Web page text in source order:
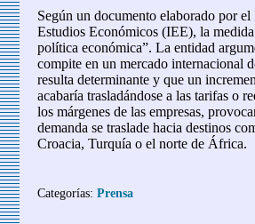
Según un documento elaborado por
Estudios Económicos (IEE), la
política económica”. La entidad
compite en un mercado internacional
resulta determinante y que un
acabaría trasladándose a las tarifas o
los márgenes de las empresas,
demanda se traslade hacia destinos
Croacia, Turquía o el norte de África.
Categorías:Prensa